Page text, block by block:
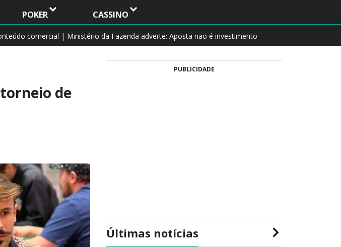
POKER CASSINO
comercial | Ministério da Fazenda adverte: Aposta não é investimento
de
PUBLICIDADE
Últimas notícias